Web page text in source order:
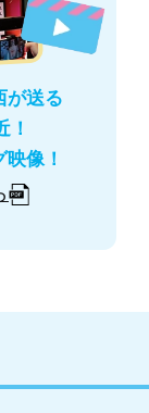
送る
像！